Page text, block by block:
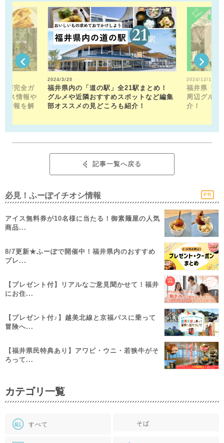
が完全ガ
ス情報や
情報を解
2024/3/20
福井県内の「道の駅」全21駅まとめ！
グルメや近隣おすすめスポットなど編集
部オススメの見どころも紹介！
2024/12/13
福井県「福
周辺グル
介！
記事一覧へ戻る
必見！ふーぽイチオシ情報 PR
アイス無料券が10名様に当たる！御素麺屋の人気
商品...
8/7更新★ふーぽで開催中！福井県内のおすすめ
プレ...
【プレゼント付】リアルなご意見聞かせて！福井
にお住...
【プレゼント付♪】越美北線と京福バスに乗って
冒険へ...
【福井県民特典あり】アワビ・ウニ・若狭牛がそ
ろって...
カテゴリ一覧
すべて そば